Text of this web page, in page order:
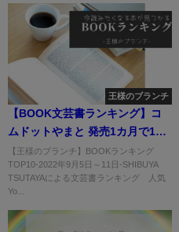
王様のブランチ
【BOOK文芸書ランキング】コ
ムドットやまと 発売1カ月で17
万部突破
【王様のブランチ】BOOKランキング
TOP10-2022年9月5日～11日-SHIBUYA
TSUTAYAによる文芸書ランキング 人気
Yo...